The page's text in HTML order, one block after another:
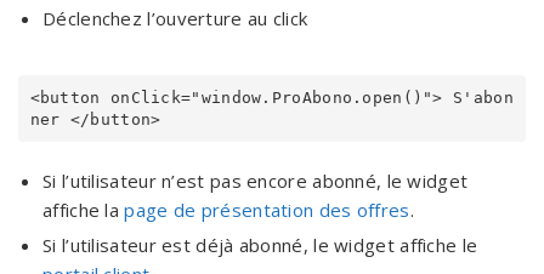
Déclenchez l’ouverture au click
<button onClick="window.ProAbono.open()"> S'abon
ner </button>
Si l’utilisateur n’est pas encore abonné, le widget
affiche lapage de présentation des offres.
Si l’utilisateur est déjà abonné, le widget affiche le